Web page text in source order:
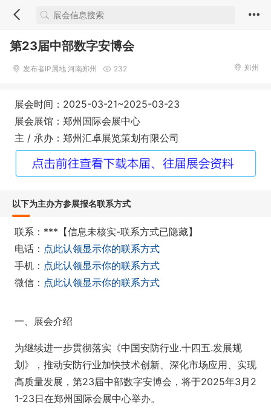
第23届中部数字安博会
发布者IP属地 河南郑州 232 郑州
展会时间：2025-03-21~2025-03-23
展会展馆：郑州国际会展中心
主 / 承办：郑州汇卓展览策划有限公司
以下为主办方参展报名联系方式
联系：***【信息未核实-联系方式已隐藏】
电话： 点此认领显示你的联系方式
手机： 点此认领显示你的联系方式
微信： 点此认领显示你的联系方式
一、展会介绍
为继续进一步贯彻落实《中国安防行业.十四五.发展规
划》，推动安防行业加快技术创新、深化市场应用、实现
高质量发展，第23届中部数字安博会，将于2025年3月2
1-23日在郑州国际会展中心举办。